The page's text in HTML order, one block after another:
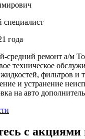
специалист
года
средний ремонт а/м
техническое
фильтров и
и устранение
на авто
с акциями